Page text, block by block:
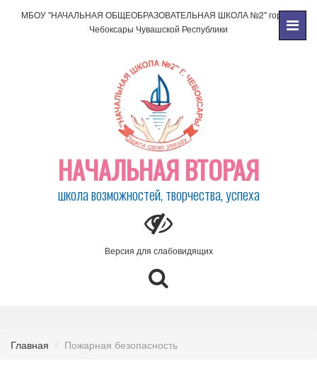
МБОУ "НАЧАЛЬНАЯ ОБЩЕОБРАЗОВАТЕЛЬНАЯ ШКОЛА №2" города
Чебоксары Чувашской Республики
НАЧАЛЬНАЯ ВТОРАЯ
школа возможностей, творчества, успеха
Версия для слабовидящих
Главная Пожарная безопасность